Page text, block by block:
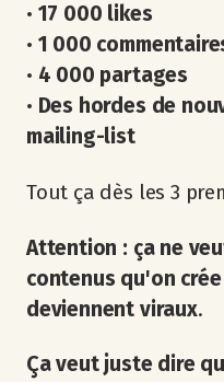
• 17 000 likes
• 1 000
• 4 000 partages
• Des hordes de
mailing-list
Tout ça dès les 3
Attention : ça ne
contenus qu'on
deviennent viraux.
Ça veut juste dire